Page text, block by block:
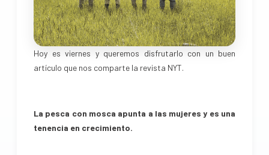
Hoy es viernes y queremos disfrutarlo con un buen
artículo que nos comparte la revista NYT.
La pesca con mosca apunta a las mujeres y es una
tenencia en crecimiento.